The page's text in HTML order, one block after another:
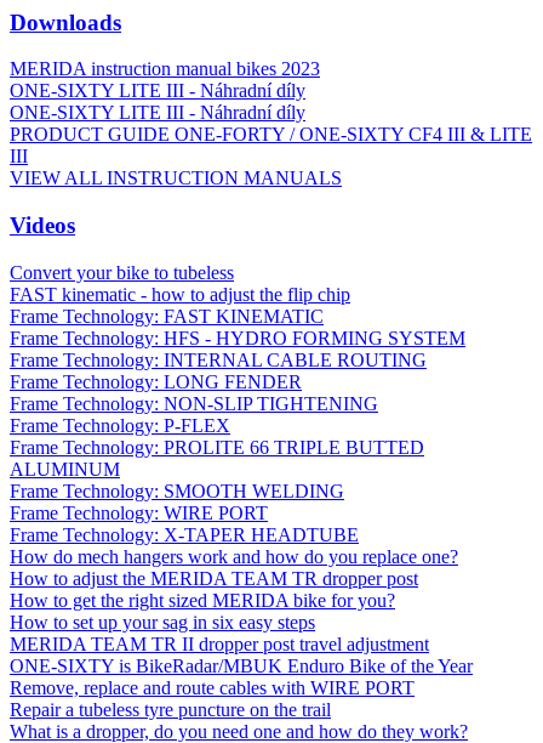
Downloads
MERIDA instruction manual bikes 2023
ONE-SIXTY LITE III - Náhradní díly
ONE-SIXTY LITE III - Náhradní díly
PRODUCT GUIDE ONE-FORTY / ONE-SIXTY CF4 III & LITE
III
VIEW ALL INSTRUCTION MANUALS
Videos
Convert your bike to tubeless
FAST kinematic - how to adjust the flip chip
Frame Technology: FAST KINEMATIC
Frame Technology: HFS - HYDRO FORMING SYSTEM
Frame Technology: INTERNAL CABLE ROUTING
Frame Technology: LONG FENDER
Frame Technology: NON-SLIP TIGHTENING
Frame Technology: P-FLEX
Frame Technology: PROLITE 66 TRIPLE BUTTED
ALUMINUM
Frame Technology: SMOOTH WELDING
Frame Technology: WIRE PORT
Frame Technology: X-TAPER HEADTUBE
How do mech hangers work and how do you replace one?
How to adjust the MERIDA TEAM TR dropper post
How to get the right sized MERIDA bike for you?
How to set up your sag in six easy steps
MERIDA TEAM TR II dropper post travel adjustment
ONE-SIXTY is BikeRadar/MBUK Enduro Bike of the Year
Remove, replace and route cables with WIRE PORT
Repair a tubeless tyre puncture on the trail
What is a dropper, do you need one and how do they work?